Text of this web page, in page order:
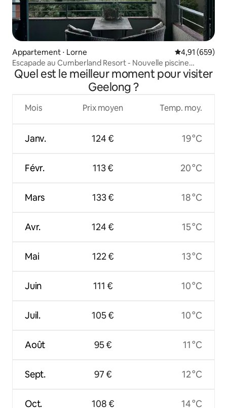
Appartement ⋅ Lorne Évaluation
4,91 (659)
Escapade au Cumberland Resort - Nouvelle piscine
intérieure et spa
Quel est le meilleur moment pour visiter
Geelong ?
Mois
Janv.
Févr.
Mars
Avr.
Mai
Juin
Juil.
Août
Sept.
Oct.
Prix moyen
124 €
113 €
133 €
124 €
122 €
111 €
105 €
95 €
97 €
108 €
Temp. moy.
19 °C
20 °C
18 °C
15 °C
13 °C
10 °C
10 °C
11 °C
12 °C
14 °C